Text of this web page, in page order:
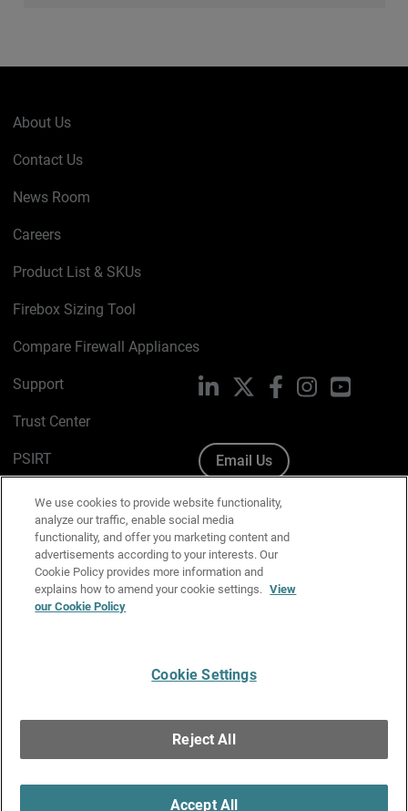
About Us
Contact Us
News Room
Careers
Product List & SKUs
Firebox Sizing Tool
Compare Firewall Appliances
Support
Trust Center
PSIRT
Cookie Policy
Privacy Policy
Media & Brand Kit
Manage Email Preferences
LinkedIn FacebookInstagram
Email Us
Rights Reserved.
We use cookies to provide website functionality,
analyze our traffic, enable social media
functionality, and offer you marketing content and
advertisements according to your interests. Our
Cookie Policy provides more information and
explains how to amend your cookie settings. View
our Cookie Policy
Cookie Settings
Reject All
Accept All